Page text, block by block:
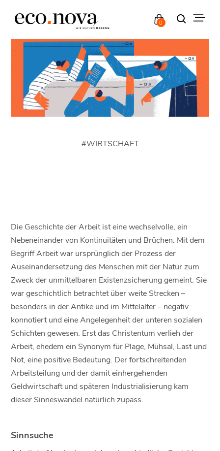
0
#WIRTSCHAFT
Die Geschichte der Arbeit ist eine wechselvolle, ein
Nebeneinander von Kontinuitäten und Brüchen. Mit dem
Begriff Arbeit war ursprünglich der Prozess der
Auseinandersetzung des Menschen mit der Natur zum
Zweck der unmittelbaren Existenzsicherung gemeint. Sie
war geschichtlich betrachtet über weite Strecken –
besonders in der Antike und im Mittelalter – negativ
konnotiert und eine Angelegenheit der unteren sozialen
Schichten gewesen. Erst das Christentum verlieh der
Arbeit, ehedem ein Synonym für Plage, Mühsal, Last und
Not, eine positive Bedeutung. Der fortschreitenden
Arbeitsteilung und der damit einhergehenden
Geldwirtschaft und späteren Industrialisierung kam
dieser Sinneswandel natürlich zupass.
Sinnsuche